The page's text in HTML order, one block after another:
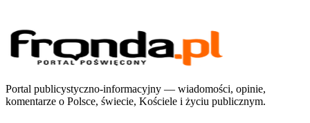
Portal publicystyczno-informacyjny — wiadomości, opinie,
komentarze o Polsce, świecie, Kościele i życiu publicznym.